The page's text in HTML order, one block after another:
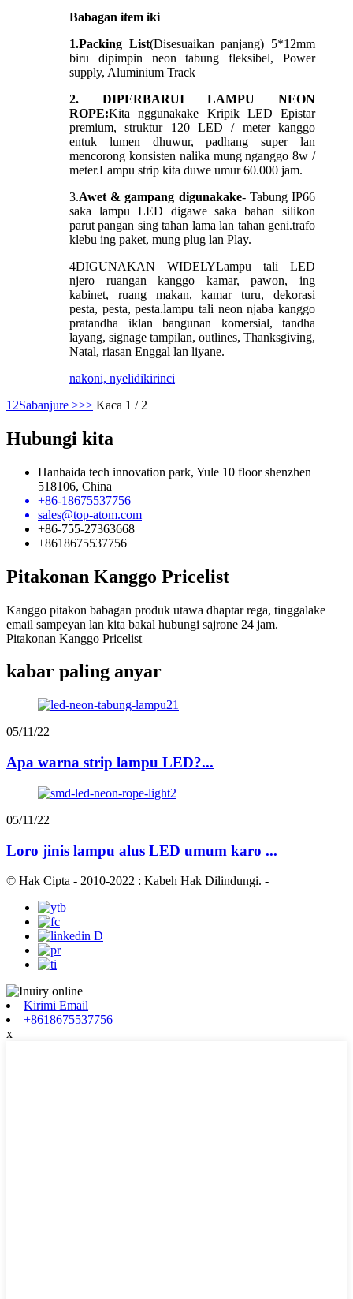
Babagan item iki
1.Packing List(Disesuaikan panjang) 5*12mm
biru dipimpin neon tabung fleksibel, Power
supply, Aluminium Track
2. DIPERBARUI LAMPU NEON
ROPE:Kita nggunakake Kripik LED Epistar
premium, struktur 120 LED / meter kanggo
entuk lumen dhuwur, padhang super lan
mencorong konsisten nalika mung nganggo 8w /
meter.Lampu strip kita duwe umur 60.000 jam.
3.Awet & gampang digunakake- Tabung IP66
saka lampu LED digawe saka bahan silikon
parut pangan sing tahan lama lan tahan geni.trafo
klebu ing paket, mung plug lan Play.
4DIGUNAKAN WIDELYLampu tali LED
njero ruangan kanggo kamar, pawon, ing
kabinet, ruang makan, kamar turu, dekorasi
pesta, pesta, pesta.lampu tali neon njaba kanggo
pratandha iklan bangunan komersial, tandha
layang, signage tampilan, outlines, Thanksgiving,
Natal, riasan Enggal lan liyane.
nakoni, nyelidikirinci
1 2Sabanjure >>> Kaca 1 / 2
Hubungi kita
Hanhaida tech innovation park, Yule 10 floor shenzhen
518106, China
+86-18675537756
sales@top-atom.com
+86-755-27363668
+8618675537756
Pitakonan Kanggo Pricelist
Kanggo pitakon babagan produk utawa dhaptar rega, tinggalake
email sampeyan lan kita bakal hubungi sajrone 24 jam.
Pitakonan Kanggo Pricelist
kabar paling anyar
05/11/22
Apa warna strip lampu LED?...
05/11/22
Loro jinis lampu alus LED umum karo ...
© Hak Cipta - 2010-2022 : Kabeh Hak Dilindungi. -
Kirimi Email
+8618675537756
x